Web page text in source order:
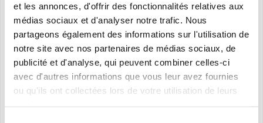
et les annonces, d'offrir des fonctionnalités relatives aux
médias sociaux et d'analyser notre trafic. Nous
partageons également des informations sur l'utilisation de
notre site avec nos partenaires de médias sociaux, de
publicité et d'analyse, qui peuvent combiner celles-ci
avec d'autres informations que vous leur avez fournies
ou qu'ils ont collectées lors de votre utilisation de leurs
Culotte gainante
24,00€–149,00€Plage